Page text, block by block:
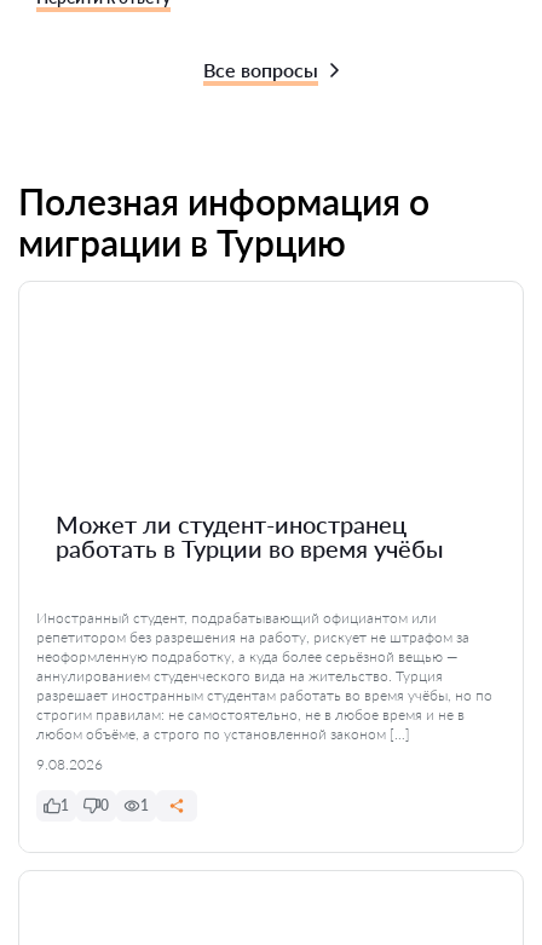
Все вопросы
Полезная информация о
миграции в Турцию
Может ли студент-иностранец
работать в Турции во время учёбы
Иностранный студент, подрабатывающий официантом или
репетитором без разрешения на работу, рискует не штрафом за
неоформленную подработку, а куда более серьёзной вещью —
аннулированием студенческого вида на жительство. Турция
разрешает иностранным студентам работать во время учёбы, но по
строгим правилам: не самостоятельно, не в любое время и не в
любом объёме, а строго по установленной законом […]
9.08.2026
1 0 1